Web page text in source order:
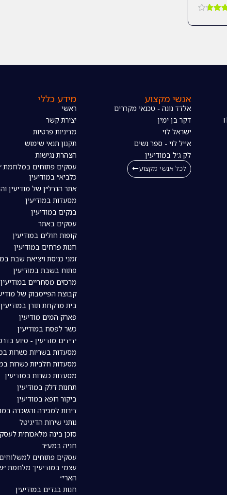
אנשי מקצוע
אלדד נונה - טכנאי מקררים
דקר בן ימין
ישראל לוי
אייל לוי - ספר נשים
לק ג׳ל במודיעין
לכל אנשי מקצוע
מידע כללי
ראשי
יצירת קשר
מדיניות פרטיות
תקנון תנאי שימוש
הצהרת נגישות
עסקים פתוחים במלחמת
כלביא״ במודיעין
אתר הנדל״ן של מודיעין
מסעדות במודיעין
בנקים במודיעין
עסקים באתר
קופות חולים במודיעין
חנות פרחים במודיעין
זמני כניסת ויציאת שבת
פתוח בשבת במודיעין
מרכזים מסחריים במודיעין
קבוצת הפייסבוק של
בית מרקחת תורן במודיעין
פארק המים מודיעין
כשר לפסח במודיעין
ידידים מודיעין - סיוע
מסעדות בשריות כשרות
מסעדות חלביות כשרות
מסעדות כשרות במודיעין
תחנות דלק במודיעין
ביקור רופא במודיעין
דירות למכירה והשכרה
נותני שירות הדיגיטל
סוכן בינה מלאכותית לעסקים
חניה במע״ר
עסקים פתוחים למשלוחים
עצמי במודיעין: מלחמת
הארי״
חנות בגדים במודיעין